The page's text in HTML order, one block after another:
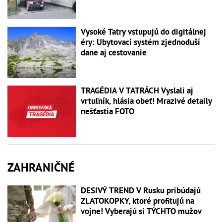
Vysoké Tatry vstupujú do digitálnej
éry: Ubytovací systém zjednoduší
dane aj cestovanie
TRAGÉDIA V TATRÁCH Vyslali aj
vrtuľník, hlásia obeť! Mrazivé detaily
nešťastia FOTO
ZAHRANIČNÉ
DESIVÝ TREND V Rusku pribúdajú
ZLATOKOPKY, ktoré profitujú na
vojne! Vyberajú si TÝCHTO mužov